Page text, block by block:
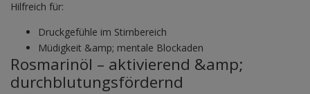
Hilfreich für:
Druckgefühle im Stirnbereich
Müdigkeit &amp; mentale Blockaden
Rosmarinöl – aktivierend &amp;
durchblutungsfördernd